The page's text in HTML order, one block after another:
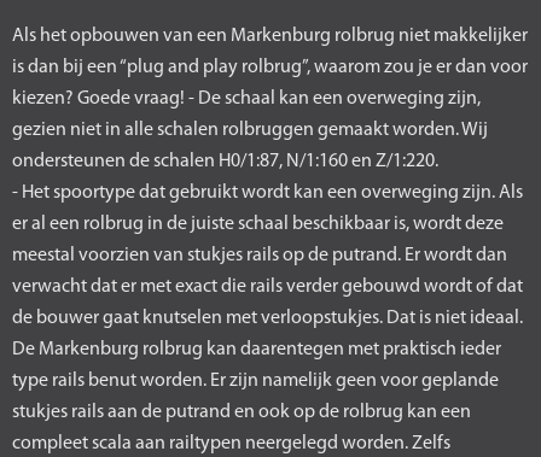
Als het opbouwen van een Markenburg rolbrug niet makkelijker
is dan bij een “plug and play rolbrug”, waarom zou je er dan voor
kiezen? Goede vraag! - De schaal kan een overweging zijn,
gezien niet in alle schalen rolbruggen gemaakt worden. Wij
ondersteunen de schalen H0/1:87, N/1:160 en Z/1:220.
- Het spoortype dat gebruikt wordt kan een overweging zijn. Als
er al een rolbrug in de juiste schaal beschikbaar is, wordt deze
meestal voorzien van stukjes rails op de putrand. Er wordt dan
verwacht dat er met exact die rails verder gebouwd wordt of dat
de bouwer gaat knutselen met verloopstukjes. Dat is niet ideaal.
De Markenburg rolbrug kan daarentegen met praktisch ieder
type rails benut worden. Er zijn namelijk geen voor geplande
stukjes rails aan de putrand en ook op de rolbrug kan een
compleet scala aan railtypen neergelegd worden. Zelfs